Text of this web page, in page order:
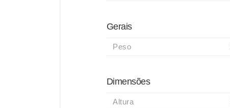
Gerais
Peso
Dimensões
Altura